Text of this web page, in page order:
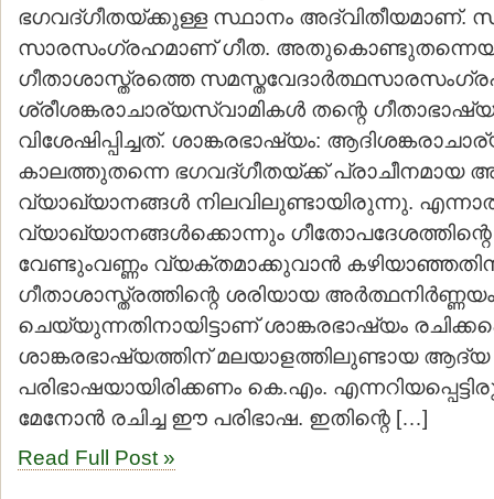
ഭഗവദ്ഗീതയ്ക്കുള്ള സ്ഥാനം അദ്വിതീയമാണ്.
സാരസംഗ്രഹമാണ് ഗീത.
ഗീതാശാസ്ത്രത്തെ
ശ്രീശങ്കരാചാര്യസ്വാമികള്‍ തന്റെ
വിശേഷിപ്പിച്ചത്. ശാങ്കരഭാഷ്യം:
കാലത്തുതന്നെ ഭഗവദ്ഗീതയ്ക്ക് പ്രാചീനമായ
വ്യാഖ്യാനങ്ങള്‍ നിലവിലുണ്ടായിരുന്നു.
വ്യാഖ്യാനങ്ങള്‍ക്കൊന്നും
വേണ്ടുംവണ്ണം വ്യക്തമാക്കുവാന്‍
ഗീതാശാസ്ത്രത്തിന്റെ ശരിയായ അര്‍ത്ഥനിര്‍ണ്ണയം
ചെയ്യുന്നതിനായിട്ടാണ് ശാങ്കരഭാഷ്യം
ശാങ്കരഭാഷ്യത്തിന് മലയാളത്തിലുണ്ടായ ആദ്യ
പരിഭാഷയായിരിക്കണം കെ.എം.
മേനോന്‍ രചിച്ച ഈ പരിഭാഷ. ഇതിന്റെ […]
Read Full Post »